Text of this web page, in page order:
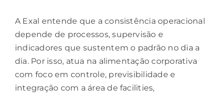
A Exal entende que a consistência operacional
depende de processos, supervisão e
indicadores que sustentem o padrão no dia a
dia. Por isso, atua na alimentação corporativa
com foco em controle, previsibilidade e
integração com a área de facilities,